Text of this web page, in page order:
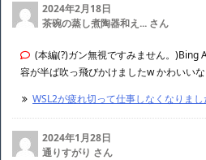
2024年2月18日
茶碗の蒸し煮陶器和え... さん
(本編(?)ガン無視ですみません。)Bing
容が半ば吹っ飛びかけましたw かわいい
WSL2が疲れ切って仕事しなくなりまし
2024年1月28日
通りすがり さん